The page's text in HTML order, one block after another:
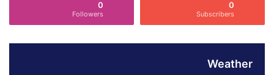
0
Subscribers
0
Followers
Weather